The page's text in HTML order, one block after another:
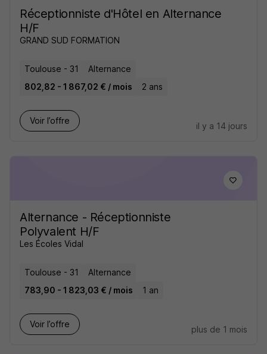
Réceptionniste d'Hôtel en Alternance
H/F
GRAND SUD FORMATION
Toulouse - 31
Alternance
802,82 - 1 867,02 € / mois
2 ans
Voir l’offre
il y a 14 jours
Alternance - Réceptionniste
Polyvalent H/F
Les Écoles Vidal
Toulouse - 31
Alternance
783,90 - 1 823,03 € / mois
1 an
Voir l’offre
plus de 1 mois